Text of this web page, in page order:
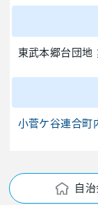
東武本郷台団地
小菅ケ谷連合町
自